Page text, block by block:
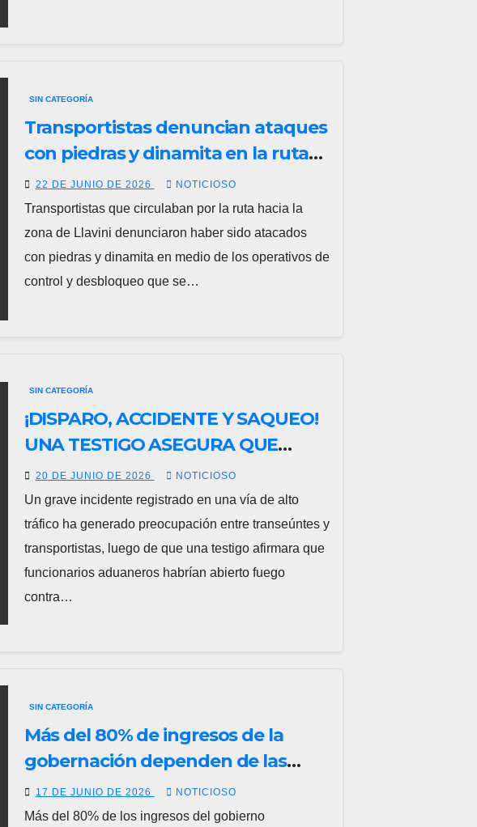
SIN CATEGORÍA
Transportistas denuncian ataques
con piedras y dinamita en la ruta
Llavini durante operativos de
desbloqueo
22 DE JUNIO DE 2026 NOTICIOSO
Transportistas que circulaban por la ruta hacia la
zona de Llavini denunciaron haber sido atacados
con piedras y dinamita en medio de los operativos de
control y desbloqueo que se…
SIN CATEGORÍA
¡DISPARO, ACCIDENTE Y SAQUEO!
UNA TESTIGO ASEGURA QUE
FUNCIONARIOS ADUANEROS
ABRIERON FUEGO CONTRA UN
CAMIÓN EN UNA ZONA DONDE
CIRCULABAN MUCHAS PERSONAS.
20 DE JUNIO DE 2026 NOTICIOSO
Un grave incidente registrado en una vía de alto
tráfico ha generado preocupación entre transeúntes y
transportistas, luego de que una testigo afirmara que
funcionarios aduaneros habrían abierto fuego
contra…
SIN CATEGORÍA
Más del 80% de ingresos de la
gobernación dependen de las
regalías que se cayeron
17 DE JUNIO DE 2026 NOTICIOSO
Más del 80% de los ingresos del gobierno